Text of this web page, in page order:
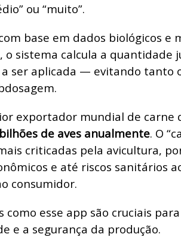
ou “muito”.
base em dados biológicos e
o sistema calcula a quantidade
ser aplicada — evitando tanto
exportador mundial de carne
de aves anualmente. O
criticadas pela avicultura,
e até riscos sanitários
consumidor.
como esse app são cruciais
e a segurança da produção.